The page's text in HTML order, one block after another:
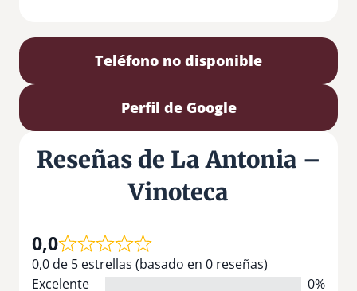
Teléfono no disponible
Perfil de Google
Reseñas de La Antonia –
Vinoteca
0,0
0,0 de 5 estrellas (basado en 0 reseñas)
Excelente
0%